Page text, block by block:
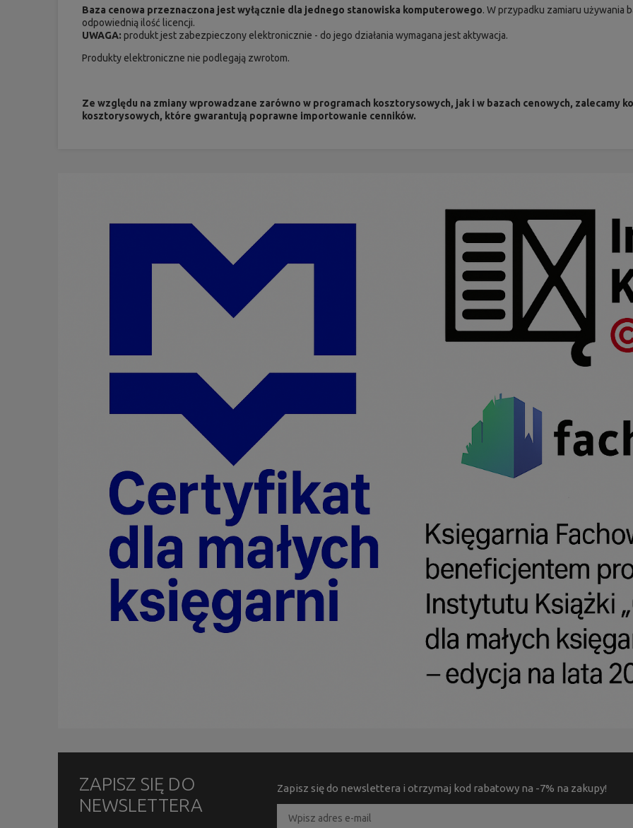
Baza cenowa przeznaczona jest wyłącznie dla jednego stanowiska komputerowego. W przypadku zamiaru używania
odpowiednią ilość licencji.
UWAGA:produkt jest zabezpieczony elektronicznie - do jego działania wymagana jest aktywacja.
Produkty elektroniczne nie podlegają zwrotom.
Ze względu na zmiany wprowadzane zarówno w programach kosztorysowych, jak i w bazach cenowych, zalecamy
kosztorysowych, które gwarantują poprawne importowanie cenników.
ZAPISZ SIĘ DO
NEWSLETTERA
Zapisz się do newslettera i otrzymaj kod rabatowy na -7% na zakupy!